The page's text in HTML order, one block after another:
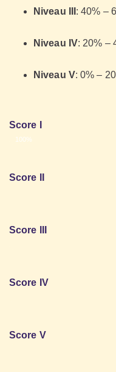
Niveau III : 40% –
Niveau IV: 20% –
Niveau V: 0% –
Score I
80% - 100%
100%
Score II
Score III
Score IV
Score V